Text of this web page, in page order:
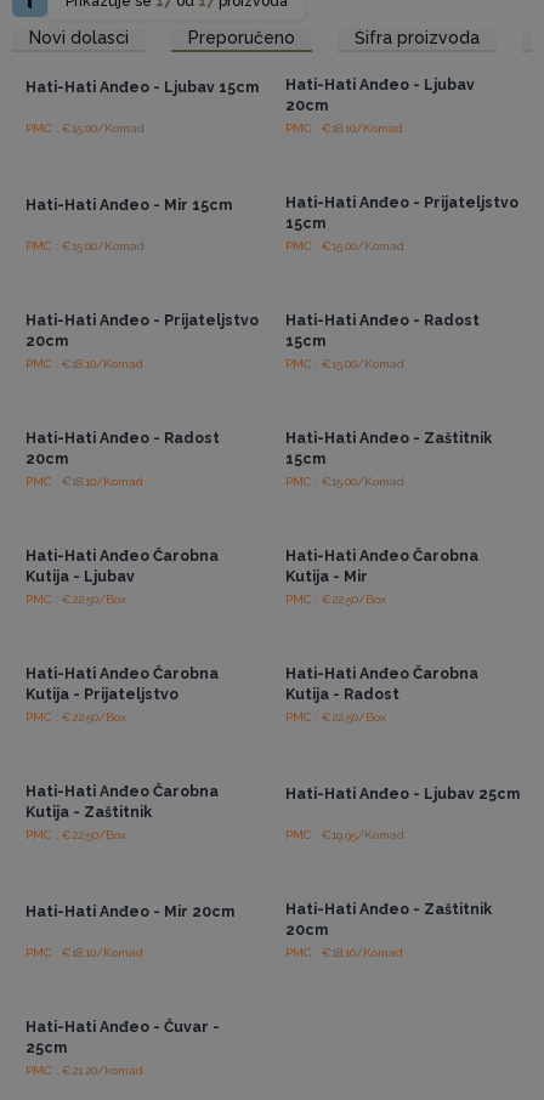
ima sposobnost da bude izvor svjetla i ljubavi za druge.
Hati Hati Anđeli – umjetnost, tradicija i toplina spojeni u
Novi dolasci Preporučeno Šifra proizvoda
Pristup veleprodajnim
cijenama
Hati-Hati Anđeo - Ljubav 15cm
PMC : €15.00/Komad
Pristup veleprodajnim
cijenama
Hati-Hati Anđeo - Ljubav
20cm
PMC : €18.10/Komad
Hati-Hati Anđeo - Mir 15cm
PMC : €15.00/Komad
Hati-Hati Anđeo - Prijateljstvo
15cm
PMC : €15.00/Komad
Hati-Hati Anđeo - Prijateljstvo
20cm
PMC : €18.10/Komad
Hati-Hati Anđeo - Radost
15cm
PMC : €15.00/Komad
Hati-Hati Anđeo - Radost
20cm
PMC : €18.10/Komad
Hati-Hati Anđeo - Zaštitnik
15cm
PMC : €15.00/Komad
Hati-Hati Anđeo Čarobna
Kutija - Ljubav
PMC : €22.50/Box
Hati-Hati Anđeo Čarobna
Kutija - Mir
PMC : €22.50/Box
Hati-Hati Anđeo Čarobna
Kutija - Prijateljstvo
PMC : €22.50/Box
Hati-Hati Anđeo Čarobna
Kutija - Radost
PMC : €22.50/Box
Hati-Hati Anđeo Čarobna
Kutija - Zaštitnik
PMC : €22.50/Box
Hati-Hati Anđeo - Ljubav 25cm
PMC : €19.95/Komad
Hati-Hati Anđeo - Mir 20cm
PMC : €18.10/Komad
Hati-Hati Anđeo - Zaštitnik
20cm
PMC : €18.10/Komad
Hati-Hati Anđeo - Čuvar -
25cm
PMC : €21.20/komad